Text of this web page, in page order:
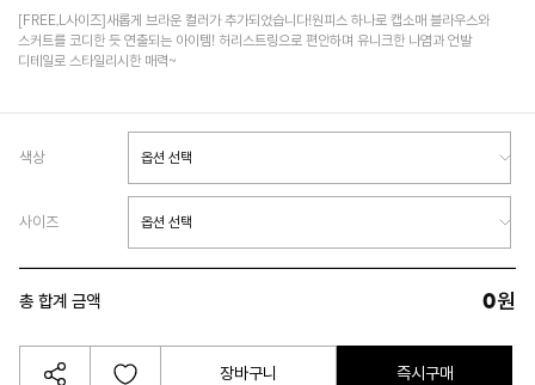
[FREE,L사이즈]새롭게 브라운 컬러가 추가되었습니다!원피스 하나로 캡소매 블라우스와
스커트를 코디한 듯 연출되는 아이템! 허리스트링으로 편안하며 유니크한 나염과 언발
디테일로 스타일리시한 매력~
색상
사이즈
총 합계 금액 0원
장바구니 즉시구매